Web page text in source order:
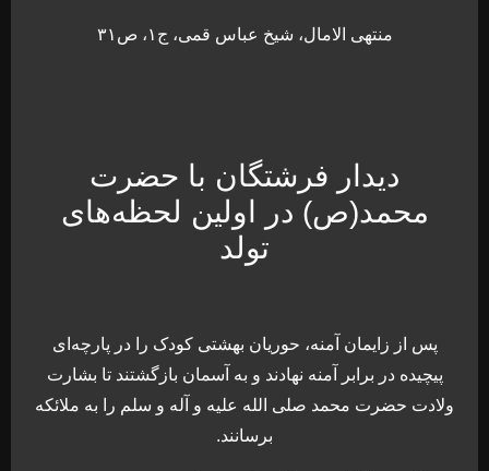
منتهی الامال، شیخ عباس قمی، ج۱، ص۳۱
دیدار فرشتگان با حضرت
محمد(ص) در اولین لحظه‌های
تولد
پس از زایمان آمنه، حوریان بهشتی کودک را در پارچه‌ای
پیچیده در برابر آمنه نهادند و به آسمان بازگشتند تا بشارت
ولادت حضرت محمد صلی الله علیه و آله و سلم را به ملائکه
برسانند.